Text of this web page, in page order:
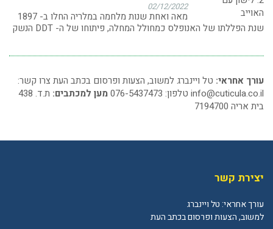
02/12/2022
מאה ואחת שנות מלחמה במלריה החלו ב- 1897
שנת הפללתו של האנופלס כמחולל המחלה, פיתוחו של ה- DDT הנשק
עורך אחראי: טל ויינברג למשוב, הצעות ופרסום בכתב העת צרו קשר:
info@cuticula.co.il טלפון: 076-5437473 מען למכתבים:
ת.ד. 438
בית אריה 7194700
יצירת קשר
עורך אחראי: טל ויינברג
למשוב, הצעות ופרסום בכתב העת